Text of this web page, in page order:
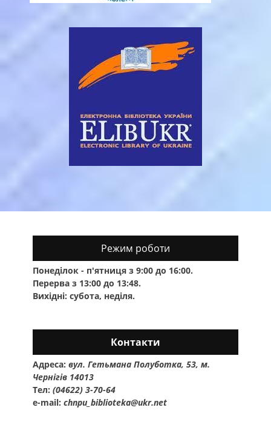
Режим роботи
Понеділок - п'ятниця з 9:00 до 16:00.
Перерва з 13:00 до 13:48.
Вихідні: субота, неділя.
Контакти
Адреса: вул. Гетьмана Полуботка, 53, м.
Чернігів 14013
Тел: (04622) 3-70-64
e-mail: chnpu_biblioteka@ukr.net